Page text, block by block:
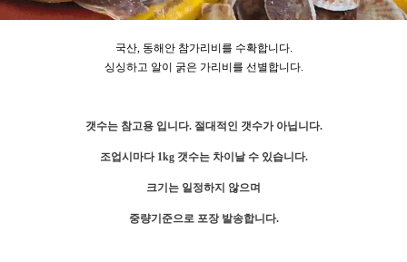
국산, 동해안 참가리비를 수확합니다.
싱싱하고 알이 굵은 가리비를 선별합니다.
갯수는 참고용 입니다. 절대적인 갯수가 아닙니다.
조업시마다 1kg 갯수는 차이날 수 있습니다.
크기는 일정하지 않으며
중량기준으로 포장 발송합니다.